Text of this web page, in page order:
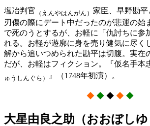
塩冶判官 （えんやはんがん） 家臣、早野勘
刃傷の際にデート中だったのが悲運の始
で死のうとするが、お軽に「仇討ちに参
れる。お軽が遊廓に身を売り健気に尽く
解から追いつめられた勘平は切腹。実在
だが、お軽はフィクション。『仮名手本
ゅうしんぐら）
』（1748年初演）。
◆ ◆ ◆ ◆ ◆
大星由良之助（おおぼしゆ